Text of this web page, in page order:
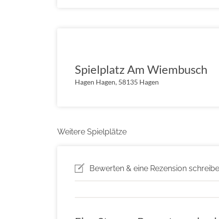
Spielplatz Am Wiembusch
Hagen Hagen, 58135 Hagen
Weitere Spielplätze
Bewerten & eine Rezension